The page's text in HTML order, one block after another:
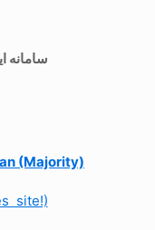
سامانه
(Majority)
site!)